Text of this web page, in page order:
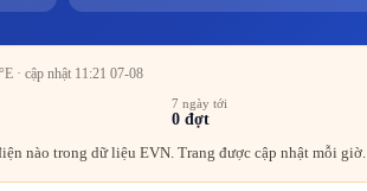
· cập nhật 11:21 07-08
7 ngày tới
0 đợt
nào trong dữ liệu EVN. Trang được cập nhật mỗi giờ.